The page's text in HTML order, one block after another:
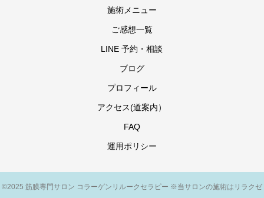
施術メニュー
ご感想一覧
LINE 予約・相談
ブログ
プロフィール
アクセス(道案内）
FAQ
運用ポリシー
©2025 筋膜専門サロン コラーゲンリルークセラピー ※当サロンの施術はリラクゼ